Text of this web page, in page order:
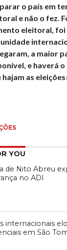
o país em
e não o fez.
eleitoral, foi
a maior
e haverá
as eleições
YOU
de Nito Abreu
no ADI
internacionais
em São